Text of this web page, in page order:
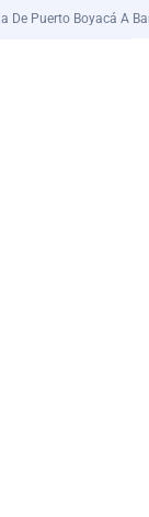
De Puerto Boyacá A